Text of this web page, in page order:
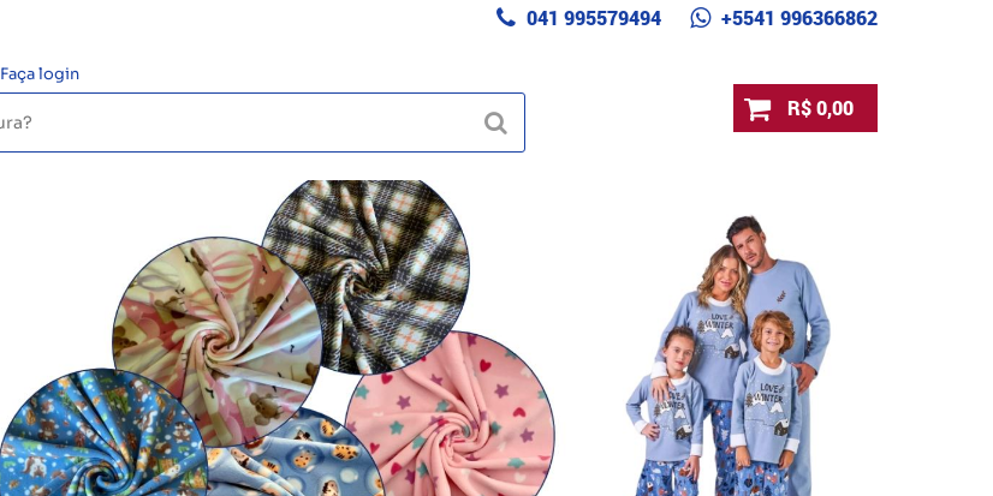
041 995579494 +5541 996366862
Faça login
R$ 0,00